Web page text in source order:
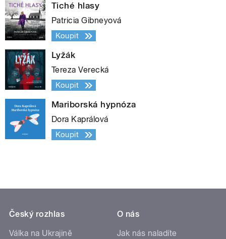
Tiché hlasy
Patricia Gibneyová
Koupit
Lyžák
Tereza Verecká
Koupit
Mariborská hypnóza
Dora Kaprálová
Koupit
Český rozhlas
Válka na Ukrajině
O nás
Jak nás naladíte